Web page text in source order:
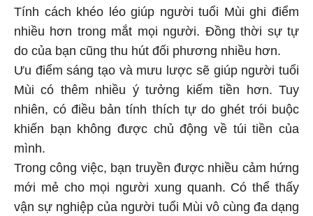
Tính cách khéo léo giúp người tuổi Mùi ghi điểm
nhiều hơn trong mắt mọi người. Đồng thời sự tự
do của bạn cũng thu hút đối phương nhiều hơn.
Ưu điểm sáng tạo và mưu lược sẽ giúp người tuổi
Mùi có thêm nhiều ý tưởng kiếm tiền hơn. Tuy
nhiên, có điều bản tính thích tự do ghét trói buộc
khiến bạn không được chủ động về túi tiền của
mình.
Trong công việc, bạn truyền được nhiều cảm hứng
mới mẻ cho mọi người xung quanh. Có thể thấy
vận sự nghiệp của người tuổi Mùi vô cùng đa dạng